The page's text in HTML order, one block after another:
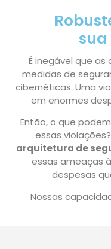
É inegável que
medidas de
cibernéticas. Uma
em enormes
Então, o que
essas
arquitetura de
essas ameaças
despesas
Nossas